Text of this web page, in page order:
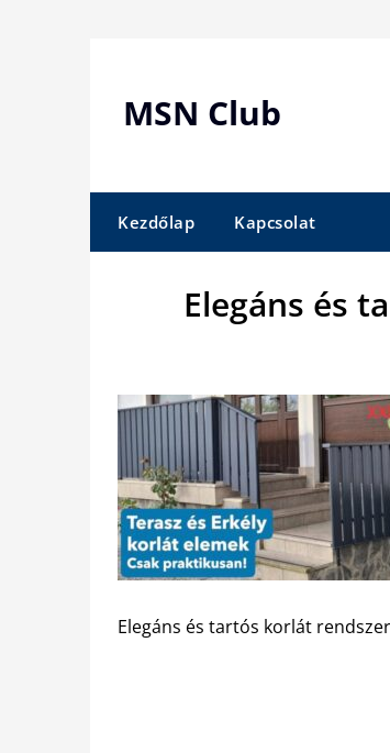
MSN Club
Kezdőlap Kapcsolat
Elegáns és
Elegáns és tartós korlát